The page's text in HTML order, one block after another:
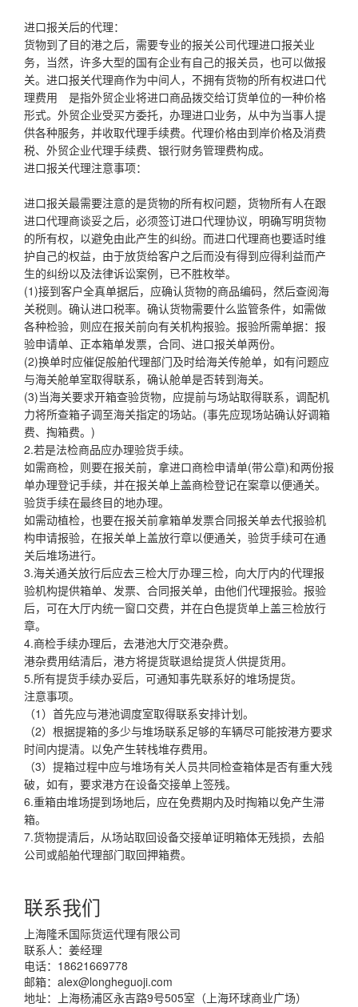
进口报关后的代理：
货物到了目的港之后，需要专业的报关公司代理进口报关业
务，当然，许多大型的国有企业有自己的报关员，也可以做报
关。进口报关代理商作为中间人，不拥有货物的所有权进口代
理费用 是指外贸企业将进口商品拨交给订货单位的一种价格
形式。外贸企业受买方委托，办理进口业务，从中为当事人提
供各种服务，并收取代理手续费。代理价格由到岸价格及消费
税、外贸企业代理手续费、银行财务管理费构成。
进口报关代理注意事项：
进口报关最需要注意的是货物的所有权问题，货物所有人在跟
进口代理商谈妥之后，必须签订进口代理协议，明确写明货物
的所有权，以避免由此产生的纠纷。而进口代理商也要适时维
护自己的权益，由于放货给客户之后而没有得到应得利益而产
生的纠纷以及法律诉讼案例，已不胜枚举。
(1)接到客户全真单据后，应确认货物的商品编码，然后查阅海
关税则。确认进口税率。确认货物需要什么监管条件，如需做
各种检验，则应在报关前向有关机构报验。报验所需单据：报
验申请单、正本箱单发票，合同、进口报关单两份。
(2)换单时应催促般舶代理部门及时给海关传舱单，如有问题应
与海关舱单室取得联系，确认舱单是否转到海关。
(3)当海关要求开箱查验货物，应提前与场站取得联系，调配机
力将所查箱子调至海关指定的场站。(事先应现场站确认好调箱
费、掏箱费。)
2.若是法检商品应办理验货手续。
如需商检，则要在报关前，拿进口商检申请单(带公章)和两份报
单办理登记手续，并在报关单上盖商检登记在案章以便通关。
验货手续在最终目的地办理。
如需动植检，也要在报关前拿箱单发票合同报关单去代报验机
构申请报验，在报关单上盖放行章以便通关，验货手续可在通
关后堆场进行。
3.海关通关放行后应去三检大厅办理三检，向大厅内的代理报
验机构提供箱单、发票、合同报关单，由他们代理报验。报验
后，可在大厅内统一窗口交费，并在白色提货单上盖三检放行
章。
4.商检手续办理后，去港池大厅交港杂费。
港杂费用结清后，港方将提货联退给提货人供提货用。
5.所有提货手续办妥后，可通知事先联系好的堆场提货。
注意事项。
（1）首先应与港池调度室取得联系安排计划。
（2）根据提箱的多少与堆场联系足够的车辆尽可能按港方要求
时间内提清。以免产生转栈堆存费用。
（3）提箱过程中应与堆场有关人员共同检查箱体是否有重大残
破，如有，要求港方在设备交接单上签残。
6.重箱由堆场提到场地后，应在免费期内及时掏箱以免产生滞
箱。
7.货物提清后，从场站取回设备交接单证明箱体无残损，去船
公司或船舶代理部门取回押箱费。
联系我们
上海隆禾国际货运代理有限公司
联系人：姜经理
电话：18621669778
邮箱： alex@longheguoji.com
地址：上海杨浦区永吉路9号505室（上海环球商业广场）